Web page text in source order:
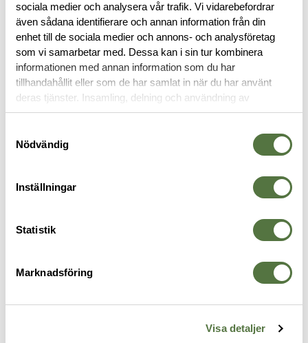
sociala medier och analysera vår trafik. Vi vidarebefordrar
även sådana identifierare och annan information från din
enhet till de sociala medier och annons- och analysföretag
som vi samarbetar med. Dessa kan i sin tur kombinera
informationen med annan information som du har
tillhandahållit eller som de har samlat in när du har använt
deras tjänster. Insamling, delning och användning av
personuppgifter kan användas för personalisering av
Nödvändig
Inställningar
Statistik
Marknadsföring
Visa detaljer
RECENSIONER
OM VARUMÄRKET
SJUKVÅRDSPRODUKTER